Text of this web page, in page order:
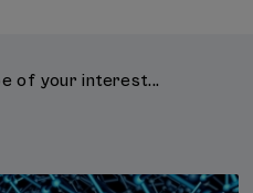
of your interest...